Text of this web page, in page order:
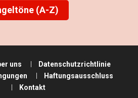
(A-Z)
uns
Datenschutzrichtlinie
Haftungsausschluss
Kontakt